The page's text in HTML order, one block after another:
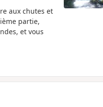
aux chutes et
partie,
et vous